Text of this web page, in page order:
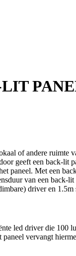
of andere ruimte
geeft een back-
paneel. Met een
van een back-
driver en 1.5m
led driver die 100
vervangt